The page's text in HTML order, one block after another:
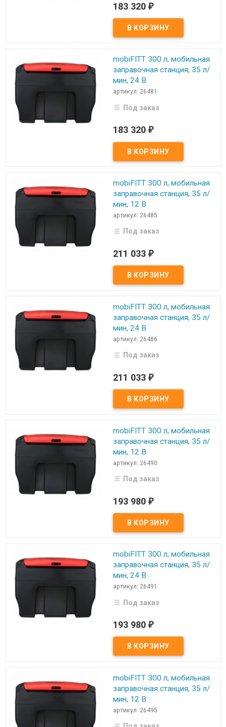
183 320 ₽
mobiFITT 300 л, мобильная
заправочная станция, 35 л/
мин, 24 В
артикул: 26481
Под заказ
183 320 ₽
mobiFITT 300 л, мобильная
заправочная станция, 35 л/
мин, 12 В
артикул: 26485
Под заказ
211 033 ₽
mobiFITT 300 л, мобильная
заправочная станция, 35 л/
мин, 24 В
артикул: 26486
Под заказ
211 033 ₽
mobiFITT 300 л, мобильная
заправочная станция, 35 л/
мин, 12 В
артикул: 26490
Под заказ
193 980 ₽
mobiFITT 300 л, мобильная
заправочная станция, 35 л/
мин, 24 В
артикул: 26491
Под заказ
193 980 ₽
mobiFITT 300 л, мобильная
заправочная станция, 35 л/
мин, 12 В
артикул: 26495